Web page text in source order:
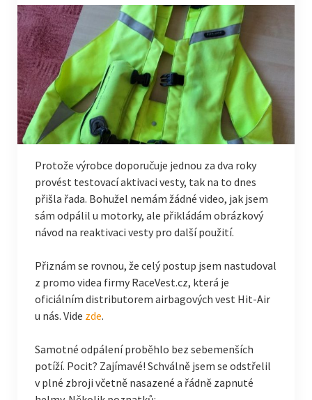
Recepty
Polévky
Maso
Sladké recepty
Pečivo
Projekt Mete-IoT
Přehled (Drnovice 771)
Přehled (Roštín 78)
Protože výrobce doporučuje jednou za dva roky
provést testovací aktivaci vesty, tak na to dnes
přišla řada. Bohužel nemám žádné video, jak jsem
sám odpálil u motorky, ale přikládám obrázkový
návod na reaktivaci vesty pro další použití.
Přiznám se rovnou, že celý postup jsem nastudoval
z promo videa firmy RaceVest.cz, která je
oficiálním distributorem airbagových vest Hit-Air
u nás. Vide zde.
Samotné odpálení proběhlo bez sebemenších
potíží. Pocit? Zajímavé! Schválně jsem se odstřelil
v plné zbroji včetně nasazené a řádně zapnuté